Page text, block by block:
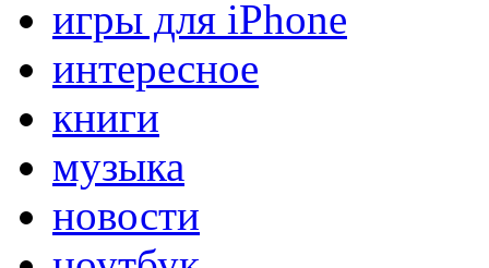
игры для iPhone
интересное
книги
музыка
новости